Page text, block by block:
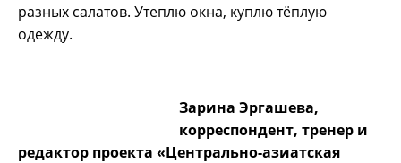
разных салатов. Утеплю окна, куплю тёплую
одежду.
Зарина Эргашева,
корреспондент, тренер и
редактор проекта «Центрально-азиатская